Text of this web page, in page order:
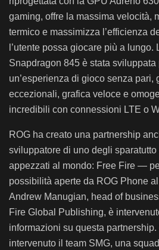
gaming, offre la massima velocità,
termico e massimizza l’efficienza
l’utente possa giocare più a lungo.
Snapdragon 845 è stata sviluppata
un’esperienza di gioco senza pari,
eccezionali, grafica veloce e
incredibili con connessioni LTE o
ROG ha creato una partnership
sviluppatore di uno degli
appezzati al mondo: Free Fire —
possibilità aperte da ROG Phone
Andrew Manugian, head of
Fire Global Publishing, è
informazioni su questa
intervenuto il team SMG, una